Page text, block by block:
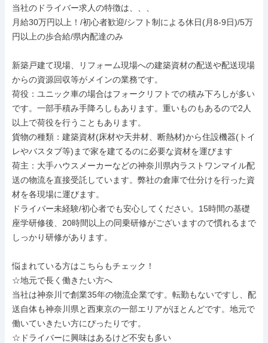
当社のドライバー求人の特徴は、、、
月給30万円以上！/初心者歓迎/シフト制による休日(月8-9日)/5万
円以上の歩合給/県内配達のみ
新築戸建て現場、リフォーム現場への建築資材の配送や配送現場
からの資源回収等がメインの業務です。
荷役：ユニック車の場合はフォークリフトでの積み下ろしが多い
です。一部手積み手降ろしもあります。重いものもあるので2人
以上で荷役を行うこともあります。
貨物の種類：建築資材(床材や天井材、断熱材)から住設機器(トイ
レやバスタブ等)まで家を建てるのに必要な資材を運びます
荷主：大手ハウスメーカーなどの神奈川県内ラストワンマイル配
送の物流を直接受託しています。弊社の倉庫で仕分けを行った資
材を各現場に運びます。
ドライバー未経験/初心者でも安心してください。15時間の基礎
座学研修後、20時間以上の同乗研修がございますので慣れるまで
しっかり研修があります。
悩まれている方はこちらもチェック！
☆地元で長く働きたい方へ
当社は神奈川で創業35年の物流企業です。転勤もないですし、配
送自体も神奈川県と西東京の一部エリアがほとんどです。地元で
働いていきたい方にぴったりです。
☆ドライバーに興味はあるけど不安も多い